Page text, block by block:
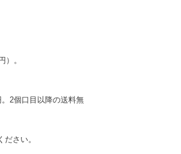
）。
2個口目以降の送料無
さい。